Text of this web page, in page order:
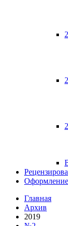
Главная
Архив
2019